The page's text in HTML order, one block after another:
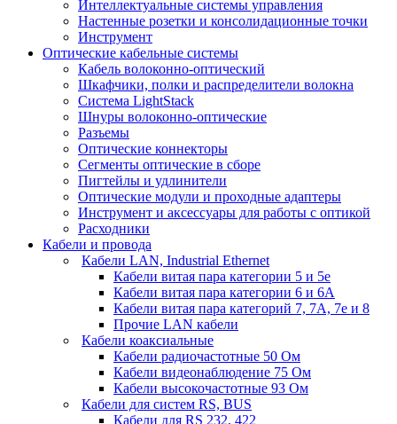
Интеллектуальные системы управления
Настенные розетки и консолидационные точки
Инструмент
Оптические кабельные системы
Кабель волоконно-оптический
Шкафчики, полки и распределители волокна
Система LightStack
Шнуры волоконно-оптические
Разъемы
Оптические коннекторы
Сегменты оптические в сборе
Пигтейлы и удлинители
Оптические модули и проходные адаптеры
Инструмент и аксессуары для работы с оптикой
Расходники
Кабели и провода
Кабели LAN, Industrial Ethernet
Кабели витая пара категории 5 и 5е
Кабели витая пара категории 6 и 6A
Кабели витая пара категорий 7, 7А, 7е и 8
Прочие LAN кабели
Кабели коаксиальные
Кабели радиочастотные 50 Ом
Кабели видеонаблюдение 75 Ом
Кабели высокочастотные 93 Ом
Кабели для систем RS, BUS
Кабели для RS 232, 422